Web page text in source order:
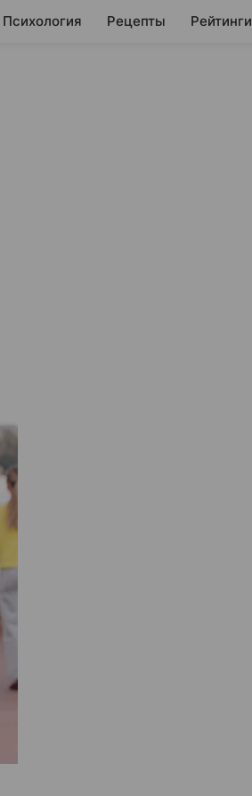
Психология Рецепты Рейтинги